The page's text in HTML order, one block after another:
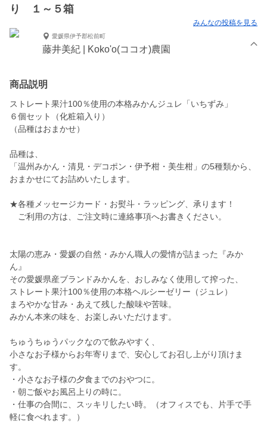
り １～５箱
みんなの投稿を見る
愛媛県伊予郡松前町
藤井美紀 | Koko'o(ココオ)農園
商品説明
ストレート果汁100％使用の本格みかんジュレ「いちずみ」
６個セット（化粧箱入り）
（品種はおまかせ）
品種は、
「温州みかん・清見・デコポン・伊予柑・美生柑」の5種類から、
おまかせにてお詰めいたします。
★各種メッセージカード・お熨斗・ラッピング、承ります！
ご利用の方は、ご注文時に連絡事項へお書きください。
太陽の恵み・愛媛の自然・みかん職人の愛情が詰まった『みか
ん』
その愛媛県産ブランドみかんを、おしみなく使用して搾った、
ストレート果汁100％使用の本格ヘルシーゼリー（ジュレ）
まろやかな甘み・あえて残した酸味や苦味。
みかん本来の味を、お楽しみいただけます。
ちゅうちゅうパックなので飲みやすく、
小さなお子様からお年寄りまで、安心してお召し上がり頂けま
す。
・小さなお子様の夕食までのおやつに。
・朝ご飯やお風呂上りの時に。
・仕事の合間に、スッキリしたい時。（オフィスでも、片手で手
軽に食べれます。）